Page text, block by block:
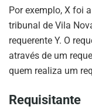
Por exemplo, X foi
tribunal de Vila
requerente Y. O
através de um
quem realiza um
Requisitante